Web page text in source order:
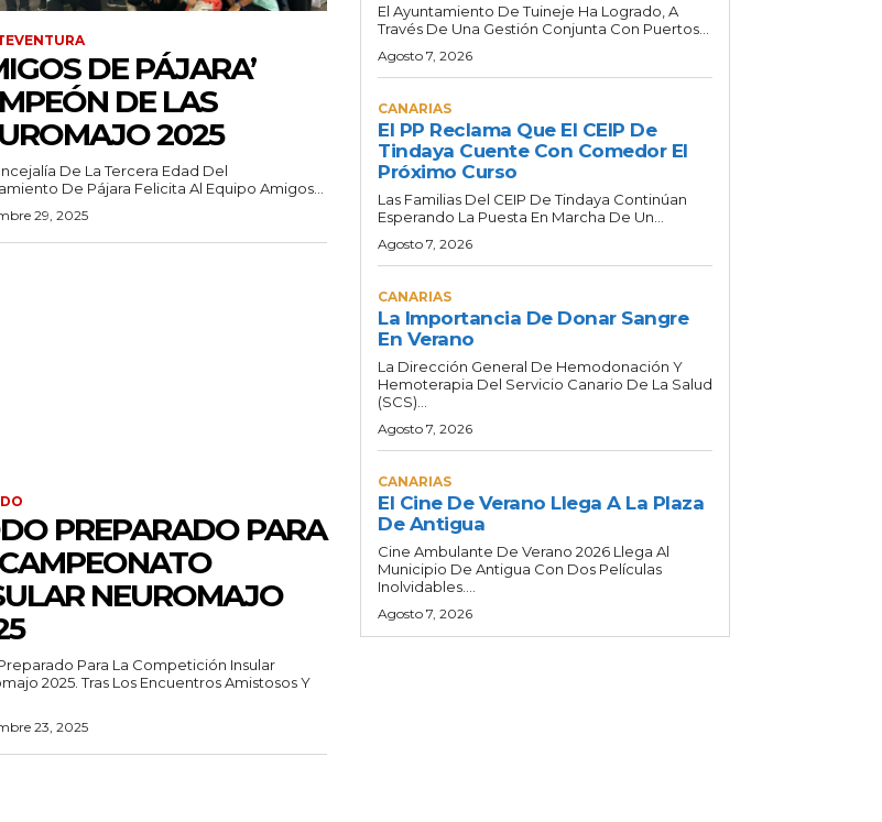
DE PÁJARA’
DE LAS
2025
De La Tercera Edad Del
De Pájara Felicita Al Equipo Amigos...
29, 2025
PREPARADO PARA
NEUROMAJO
Para La Competición Insular
2025. Tras Los Encuentros Amistosos Y
23, 2025
El Ayuntamiento De Tuineje Ha Logrado, A
Través De Una Gestión Conjunta Con Puertos...
Agosto 7, 2026
CANARIAS
El PP Reclama Que El CEIP De
Tindaya Cuente Con Comedor El
Próximo Curso
Las Familias Del CEIP De Tindaya Continúan
Esperando La Puesta En Marcha De Un...
Agosto 7, 2026
CANARIAS
La Importancia De Donar Sangre
En Verano
La Dirección General De Hemodonación Y
Hemoterapia Del Servicio Canario De La Salud
(SCS)...
Agosto 7, 2026
CANARIAS
El Cine De Verano Llega A La Plaza
De Antigua
Cine Ambulante De Verano 2026 Llega Al
Municipio De Antigua Con Dos Películas
Inolvidables....
Agosto 7, 2026